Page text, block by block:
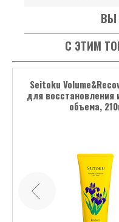
ВЫ
С ЭТИМ
Seitoku
для восстановления
объема,